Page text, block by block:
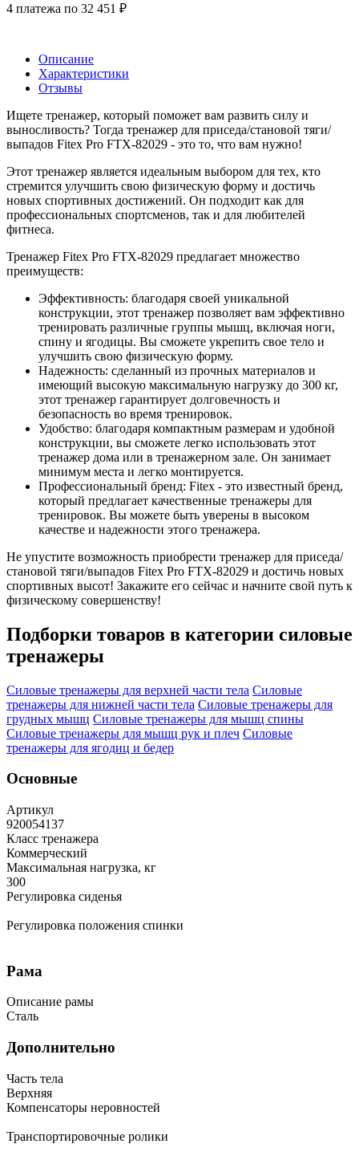
4 платежа по 32 451 ₽
Описание
Характеристики
Отзывы
Ищете тренажер, который поможет вам развить силу и
выносливость? Тогда тренажер для приседа/становой тяги/
выпадов Fitex Pro FTX-82029 - это то, что вам нужно!
Этот тренажер является идеальным выбором для тех, кто
стремится улучшить свою физическую форму и достичь
новых спортивных достижений. Он подходит как для
профессиональных спортсменов, так и для любителей
фитнеса.
Тренажер Fitex Pro FTX-82029 предлагает множество
преимуществ:
Эффективность: благодаря своей уникальной
конструкции, этот тренажер позволяет вам эффективно
тренировать различные группы мышц, включая ноги,
спину и ягодицы. Вы сможете укрепить свое тело и
улучшить свою физическую форму.
Надежность: сделанный из прочных материалов и
имеющий высокую максимальную нагрузку до 300 кг,
этот тренажер гарантирует долговечность и
безопасность во время тренировок.
Удобство: благодаря компактным размерам и удобной
конструкции, вы сможете легко использовать этот
тренажер дома или в тренажерном зале. Он занимает
минимум места и легко монтируется.
Профессиональный бренд: Fitex - это известный бренд,
который предлагает качественные тренажеры для
тренировок. Вы можете быть уверены в высоком
качестве и надежности этого тренажера.
Не упустите возможность приобрести тренажер для приседа/
становой тяги/выпадов Fitex Pro FTX-82029 и достичь новых
спортивных высот! Закажите его сейчас и начните свой путь к
физическому совершенству!
Подборки товаров в категории силовые
тренажеры
Силовые тренажеры для верхней части тела Силовые
тренажеры для нижней части тела Силовые тренажеры для
грудных мышц Силовые тренажеры для мышц спины
Силовые тренажеры для мышц рук и плеч Силовые
тренажеры для ягодиц и бедер
Основные
Артикул
920054137
Класс тренажера
Коммерческий
Максимальная нагрузка, кг
300
Регулировка сиденья
Регулировка положения спинки
Рама
Описание рамы
Сталь
Дополнительно
Часть тела
Верхняя
Компенсаторы неровностей
Транспортировочные ролики